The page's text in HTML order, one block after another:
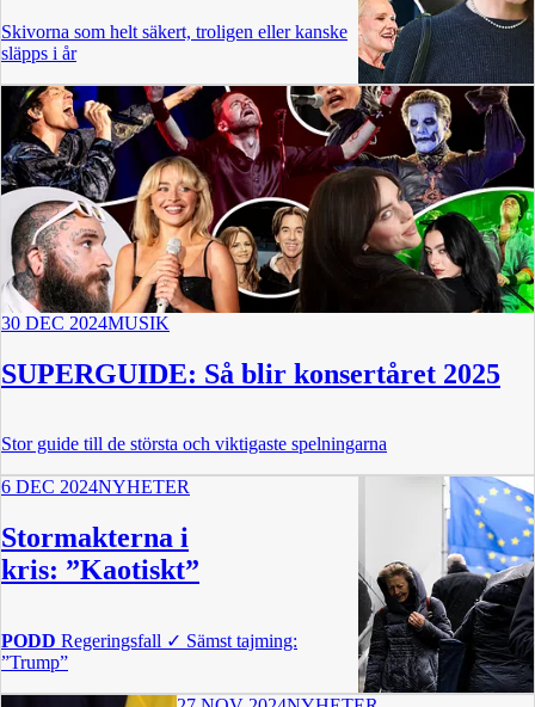
Skivorna som helt säkert, troligen eller kanske
släpps i år
30 DEC 2024MUSIK
SUPERGUIDE: Så blir konsertåret 2025
Stor guide till de största och viktigaste spelningarna
6 DEC 2024NYHETER
Stormakterna i
kris: ”Kaotiskt”
PODD Regeringsfall ✓ Sämst tajming:
”Trump”